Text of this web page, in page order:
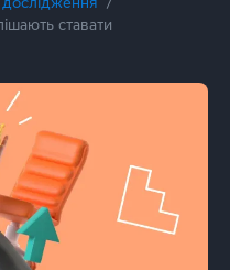
ставати